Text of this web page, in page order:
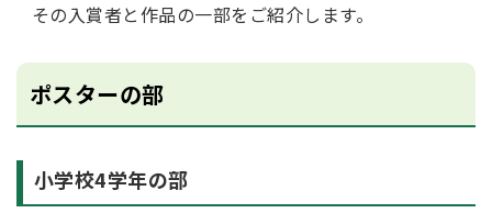
その入賞者と作品の一部をご紹介します。
ポスターの部
小学校4学年の部